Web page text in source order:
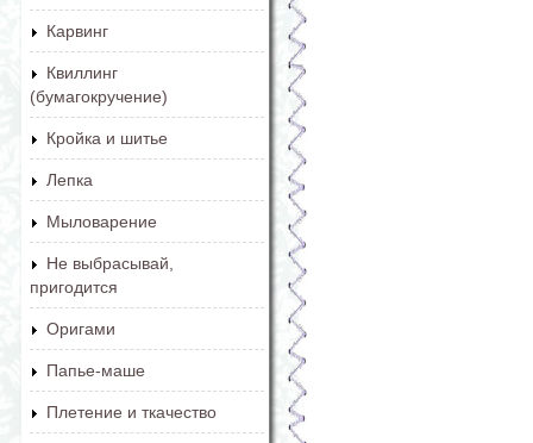
Карвинг
Квиллинг
(бумагокручение)
Кройка и шитье
Лепка
Мыловарение
Не выбрасывай,
пригодится
Оригами
Папье-маше
Плетение и ткачество